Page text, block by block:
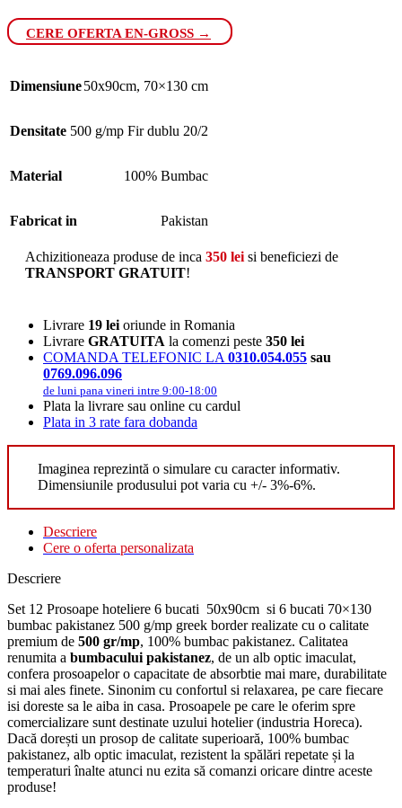
CERE OFERTA EN-GROSS →
Dimensiune50x90cm, 70×130 cm
Densitate 500 g/mp Fir dublu 20/2
Material 100% Bumbac
Fabricat in Pakistan
Achizitioneaza produse de inca 350 lei si beneficiezi de
TRANSPORT GRATUIT!
Livrare 19 lei oriunde in Romania
Livrare GRATUITA la comenzi peste 350 lei
COMANDA TELEFONIC LA 0310.054.055 sau
0769.096.096
de luni pana vineri intre 9:00-18:00
Plata la livrare sau online cu cardul
Plata in 3 rate fara dobanda
Imaginea reprezintă o simulare cu caracter informativ.
Dimensiunile produsului pot varia cu +/- 3%-6%.
Descriere
Cere o oferta personalizata
Descriere
Set 12 Prosoape hoteliere 6 bucati 50x90cm si 6 bucati 70×130
bumbac pakistanez 500 g/mp greek border realizate cu o calitate
premium de 500 gr/mp, 100% bumbac pakistanez. Calitatea
renumita a bumbacului pakistanez, de un alb optic imaculat,
confera prosoapelor o capacitate de absorbtie mai mare, durabilitate
si mai ales finete. Sinonim cu confortul si relaxarea, pe care fiecare
isi doreste sa le aiba in casa. Prosoapele pe care le oferim spre
comercializare sunt destinate uzului hotelier (industria Horeca).
Dacă dorești un prosop de calitate superioară, 100% bumbac
pakistanez, alb optic imaculat, rezistent la spălări repetate și la
temperaturi înalte atunci nu ezita să comanzi oricare dintre aceste
produse!